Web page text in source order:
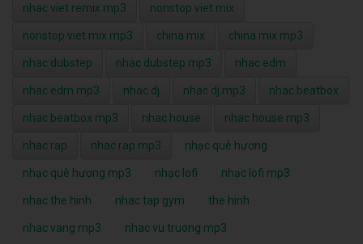
nhac viet remix mp3 nonstop viet mix
nonstop viet mix mp3 china mix china mix mp3
nhac dubstep nhac dubstep mp3 nhac edm
nhac edm mp3 nhac dj nhac dj mp3 nhac beatbox
nhac beatbox mp3 nhac house nhac house mp3
nhac rap nhac rap mp3 nhạc quê hương
nhạc quê hương mp3 nhạc lofi nhạc lofi mp3
nhac the hinh nhac tap gym the hinh
nhac vang mp3 nhac vu truong mp3